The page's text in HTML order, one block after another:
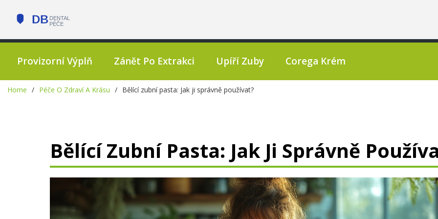
Provizorní Výplň Zánět Po Extrakci Upíří Zuby Corega Krém
Home Péče O Zdraví A Krásu Bělící zubní pasta: Jak ji správně používat?
Bělící Zubní Pasta: Jak Ji Správně